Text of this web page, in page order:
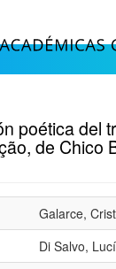
poética del
de Chico
Galarce,
Di Salvo,